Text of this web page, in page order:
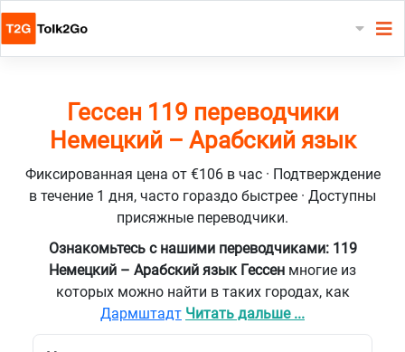
Гессен 119 переводчики
Немецкий – Арабский язык
Фиксированная цена от €106 в час · Подтверждение
в течение 1 дня, часто гораздо быстрее · Доступны
присяжные переводчики.
Ознакомьтесь с нашими переводчиками: 119
Немецкий – Арабский язык Гессен многие из
которых можно найти в таких городах, как
Дармштадт Читать дальше ...